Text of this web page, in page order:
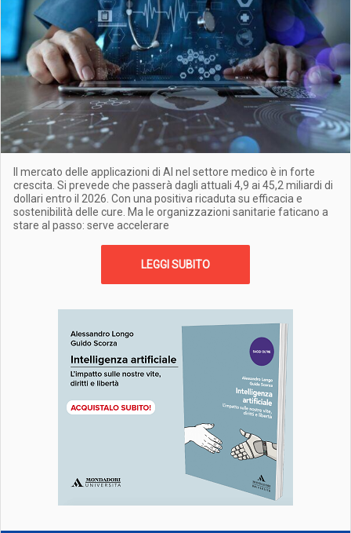
Il mercato delle applicazioni di AI nel settore medico è in forte
crescita. Si prevede che passerà dagli attuali 4,9 ai 45,2 miliardi di
dollari entro il 2026. Con una positiva ricaduta su efficacia e
sostenibilità delle cure. Ma le organizzazioni sanitarie faticano a
stare al passo: serve accelerare
LEGGI SUBITO